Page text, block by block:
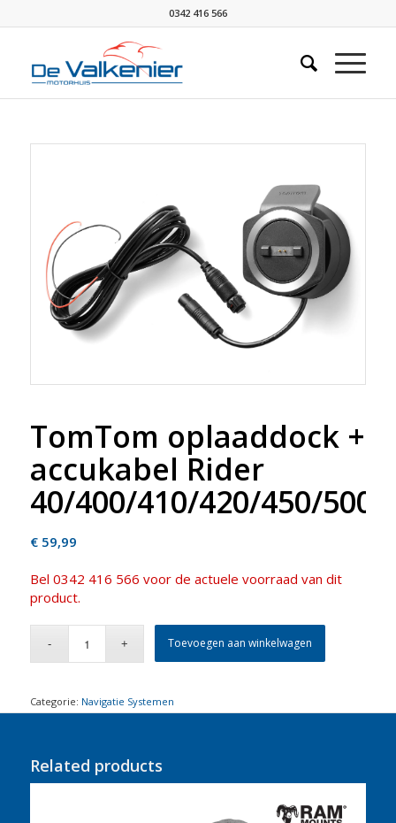
0342 416 566
TomTom oplaaddock +
accukabel Rider
40/400/410/420/450/500/
€59,99
Bel 0342 416 566 voor de actuele voorraad van dit
product.
Toevoegen aan winkelwagen
Categorie: Navigatie Systemen
Related products